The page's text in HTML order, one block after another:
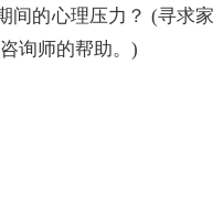
间的心理压力？ (寻求家
询师的帮助。)